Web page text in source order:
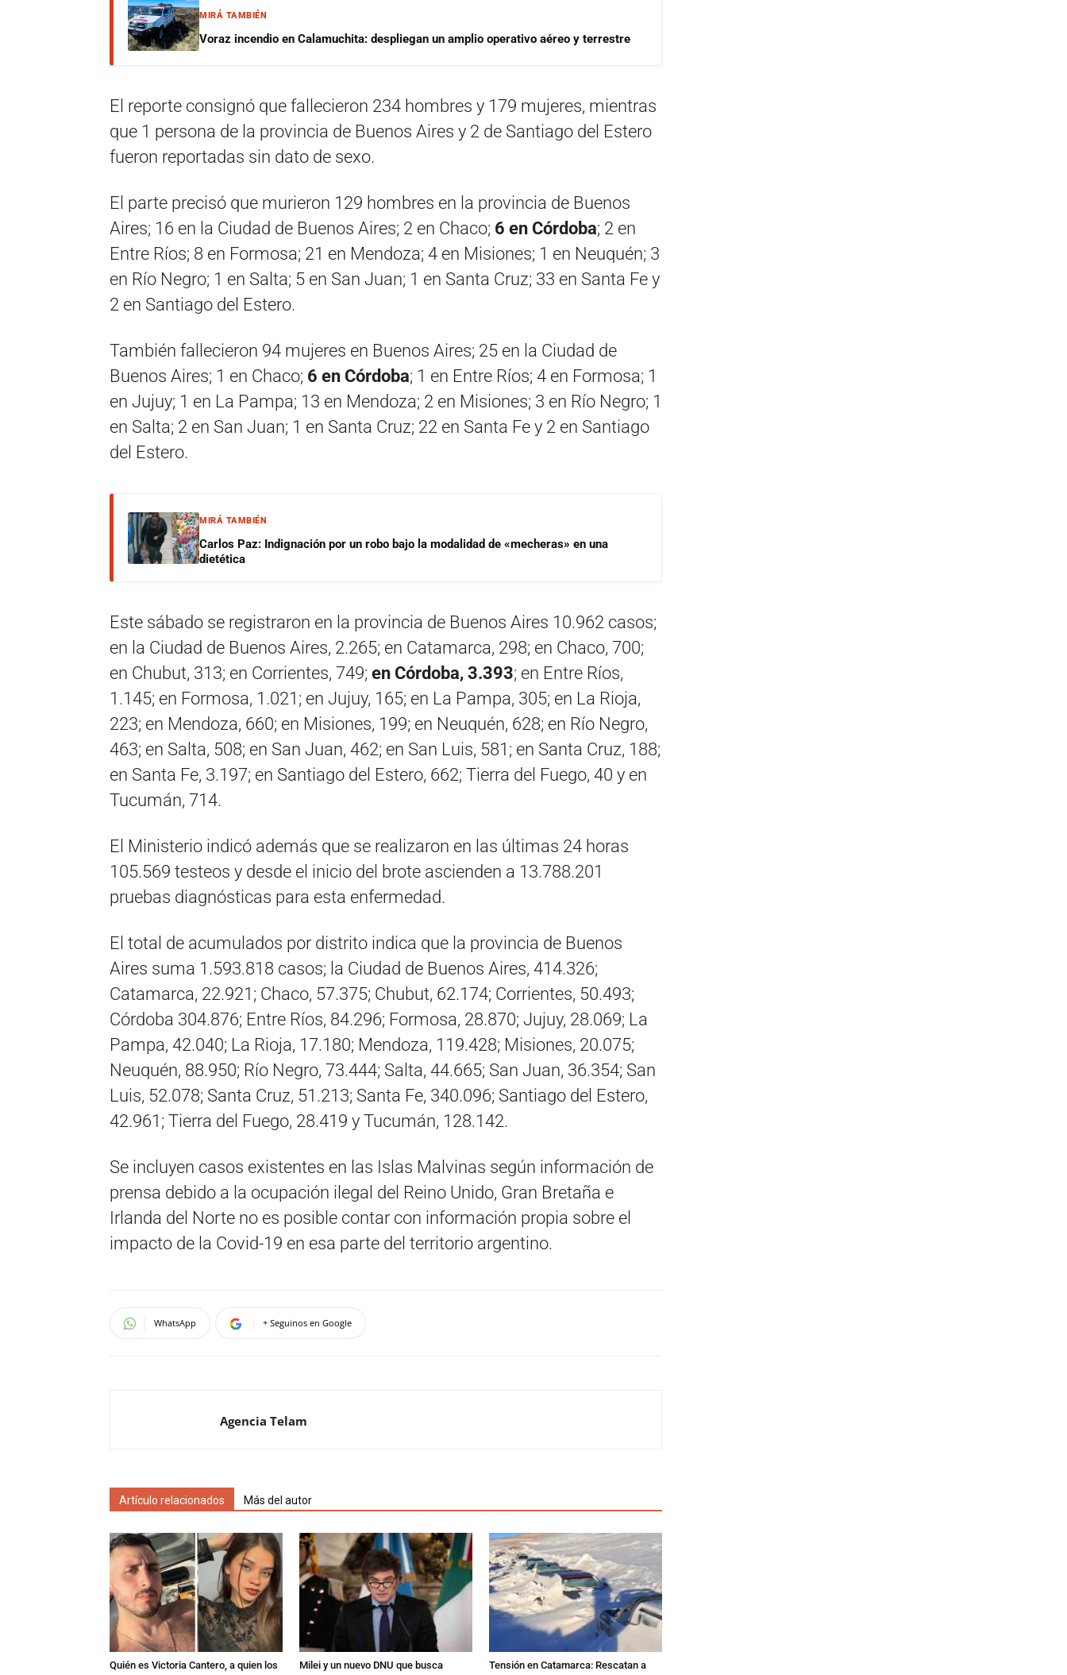
MIRÁ TAMBIÉN
Voraz incendio en Calamuchita: despliegan un amplio operativo aéreo y terrestre
El reporte consignó que fallecieron 234 hombres y 179 mujeres, mientras
que 1 persona de la provincia de Buenos Aires y 2 de Santiago del Estero
fueron reportadas sin dato de sexo.
El parte precisó que murieron 129 hombres en la provincia de Buenos
Aires; 16 en la Ciudad de Buenos Aires; 2 en Chaco; 6 en Córdoba; 2 en
Entre Ríos; 8 en Formosa; 21 en Mendoza; 4 en Misiones; 1 en Neuquén; 3
en Río Negro; 1 en Salta; 5 en San Juan; 1 en Santa Cruz; 33 en Santa Fe y
2 en Santiago del Estero.
También fallecieron 94 mujeres en Buenos Aires; 25 en la Ciudad de
Buenos Aires; 1 en Chaco; 6 en Córdoba; 1 en Entre Ríos; 4 en Formosa; 1
en Jujuy; 1 en La Pampa; 13 en Mendoza; 2 en Misiones; 3 en Río Negro; 1
en Salta; 2 en San Juan; 1 en Santa Cruz; 22 en Santa Fe y 2 en Santiago
del Estero.
MIRÁ TAMBIÉN
Carlos Paz: Indignación por un robo bajo la modalidad de «mecheras» en una
dietética
Este sábado se registraron en la provincia de Buenos Aires 10.962 casos;
en la Ciudad de Buenos Aires, 2.265; en Catamarca, 298; en Chaco, 700;
en Chubut, 313; en Corrientes, 749; en Córdoba, 3.393; en Entre Ríos,
1.145; en Formosa, 1.021; en Jujuy, 165; en La Pampa, 305; en La Rioja,
223; en Mendoza, 660; en Misiones, 199; en Neuquén, 628; en Río Negro,
463; en Salta, 508; en San Juan, 462; en San Luis, 581; en Santa Cruz, 188;
en Santa Fe, 3.197; en Santiago del Estero, 662; Tierra del Fuego, 40 y en
Tucumán, 714.
El Ministerio indicó además que se realizaron en las últimas 24 horas
105.569 testeos y desde el inicio del brote ascienden a 13.788.201
pruebas diagnósticas para esta enfermedad.
El total de acumulados por distrito indica que la provincia de Buenos
Aires suma 1.593.818 casos; la Ciudad de Buenos Aires, 414.326;
Catamarca, 22.921; Chaco, 57.375; Chubut, 62.174; Corrientes, 50.493;
Córdoba 304.876; Entre Ríos, 84.296; Formosa, 28.870; Jujuy, 28.069; La
Pampa, 42.040; La Rioja, 17.180; Mendoza, 119.428; Misiones, 20.075;
Neuquén, 88.950; Río Negro, 73.444; Salta, 44.665; San Juan, 36.354; San
Luis, 52.078; Santa Cruz, 51.213; Santa Fe, 340.096; Santiago del Estero,
42.961; Tierra del Fuego, 28.419 y Tucumán, 128.142.
Se incluyen casos existentes en las Islas Malvinas según información de
prensa debido a la ocupación ilegal del Reino Unido, Gran Bretaña e
Irlanda del Norte no es posible contar con información propia sobre el
impacto de la Covid-19 en esa parte del territorio argentino.
WhatsApp + Seguinos en Google
Agencia Telam
Artículo relacionados Más del autor
Quién es Victoria Cantero, a quien los Milei y un nuevo DNU que busca Tensión en Catamarca: Rescatan a